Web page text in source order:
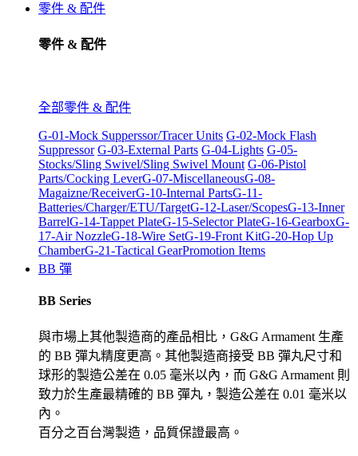
零件 & 配件
零件 & 配件
全部零件 & 配件
G-01-Mock Supperssor/Tracer Units G-02-Mock Flash
Suppressor G-03-External Parts G-04-Lights G-05-
Stocks/Sling Swivel/Sling Swivel Mount G-06-Pistol
Parts/Cocking LeverG-07-MiscellaneousG-08-
Magaizne/ReceiverG-10-Internal PartsG-11-
Batteries/Charger/ETU/TargetG-12-Laser/ScopesG-13-Inner
BarrelG-14-Tappet PlateG-15-Selector PlateG-16-GearboxG-
17-Air NozzleG-18-Wire SetG-19-Front KitG-20-Hop Up
ChamberG-21-Tactical GearPromotion Items
BB 彈
BB Series
與市場上其他製造商的產品相比，G&G Armament 生產
的 BB 彈丸精度更高。其他製造商接受 BB 彈丸尺寸和
球形的製造公差在 0.05 毫米以內，而 G&G Armament 則
致力於生產最精確的 BB 彈丸，製造公差在 0.01 毫米以
內。
百分之百台灣製造，品質保證最高。